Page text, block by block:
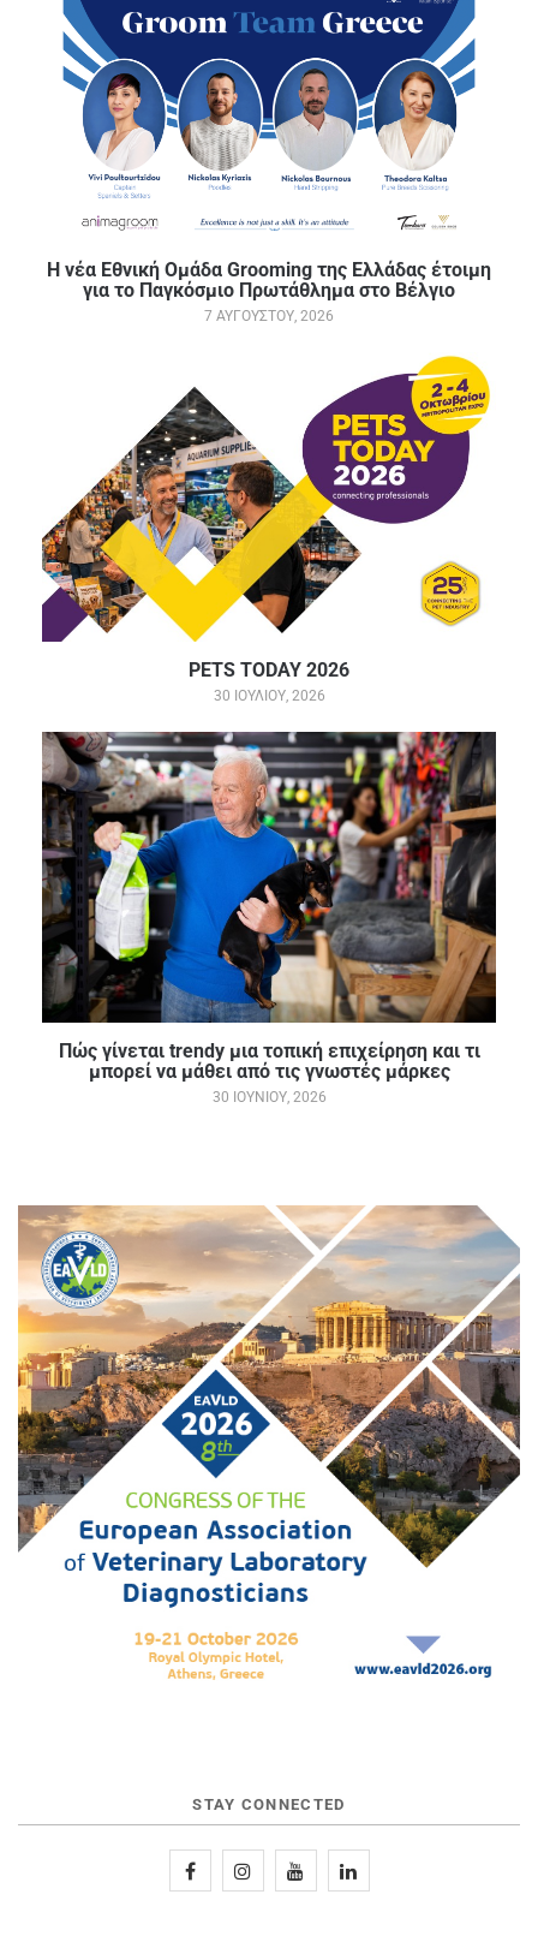
Η νέα Εθνική Ομάδα Grooming της Ελλάδας έτοιμη
για το Παγκόσμιο Πρωτάθλημα στο Βέλγιο
7 ΑΥΓΟΎΣΤΟΥ, 2026
PETS TODAY 2026
30 ΙΟΥΛΊΟΥ, 2026
Πώς γίνεται trendy μια τοπική επιχείρηση και τι
μπορεί να μάθει από τις γνωστές μάρκες
30 ΙΟΥΝΊΟΥ, 2026
STAY CONNECTED